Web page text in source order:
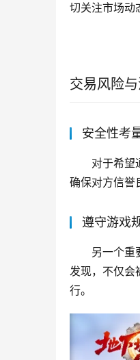
切关注市场动
交易风险
安全性考量
对于希
确保对方信